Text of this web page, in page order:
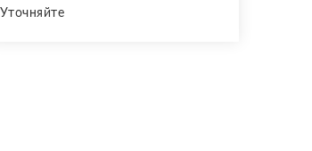
Уточняйте